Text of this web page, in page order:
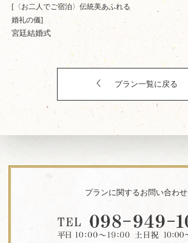
[〈お二人でご宿泊〉伝統美あふれる
婚礼の儀]
宮廷結婚式
プラン一覧に戻る
プランに関するお問い合わせ